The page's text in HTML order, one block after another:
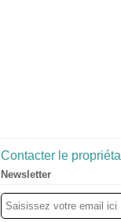
Contacter le
Newsletter